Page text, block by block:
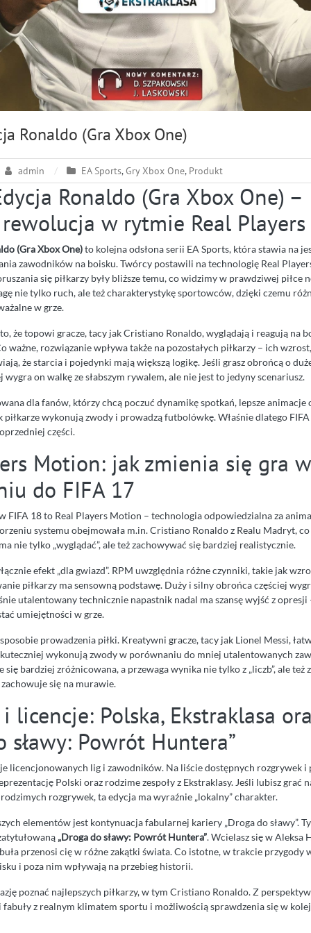
Ronaldo (Gra Xbox One)
admin EA Sports,Gry Xbox One, Produkt
Ronaldo (Gra Xbox One) –
rewolucja w rytmie Real
(Gra Xbox One)to kolejna odsłona serii EA Sports, która stawia na
zawodników na boisku. Twórcy postawili na technologię Real
się piłkarzy były bliższe temu, co widzimy w prawdziwej piłce
nie tylko ruch, ale też charakterystykę sportowców, dzięki czemu
w grze.
że topowi gracze, tacy jak Cristiano Ronaldo, wyglądają i reagują na
ważne, rozwiązanie wpływa także na pozostałych piłkarzy – ich
że starcia i pojedynki mają większą logikę. Jeśli grasz obrońcą o
wygra on walkę ze słabszym rywalem, ale nie jest to jedyny scenariusz.
dla fanów, którzy chcą poczuć dynamikę spotkań, lepsze animacje
wykonują zwody i prowadzą futbolówkę. Właśnie dlatego
części.
Motion: jak zmienia się gra w
do FIFA 17
FIFA 18 to Real Players Motion – technologia odpowiedzialna za
systemu obejmowała m.in. Cristiano Ronaldo z Realu Madryt,
nie tylko „wyglądać”, ale też zachowywać się bardziej realistycznie.
efekt „dla gwiazd”. RPM uwzględnia różne czynniki, takie jak
piłkarzy ma sensowną podstawę. Duży i silny obrońca częściej
utalentowany technicznie napastnik nadal ma szansę wyjść z opresji
umiejętności w grze.
prowadzenia piłki. Kreatywni gracze, tacy jak Lionel Messi,
wykonują zwody w porównaniu do mniej utalentowanych
bardziej zróżnicowana, a przewaga wynika nie tylko z „liczb”, ale też
się na murawie.
licencje: Polska, Ekstraklasa
sławy: Powrót Huntera”
licencjonowanych lig i zawodników. Na liście dostępnych rozgrywek i
Polski oraz rodzime zespoły z Ekstraklasy. Jeśli lubisz grać
rozgrywek, ta edycja ma wyraźnie „lokalny” charakter.
elementów jest kontynuacja fabularnej kariery „Droga do sławy”.
„Droga do sławy: Powrót Huntera”. Wcielasz się w Aleksa
przenosi cię w różne zakątki świata. Co istotne, w trakcie przygody
i poza nim wpływają na przebieg historii.
poznać najlepszych piłkarzy, w tym Cristiano Ronaldo. Z
fabuły z realnym klimatem sportu i możliwością sprawdzenia się w